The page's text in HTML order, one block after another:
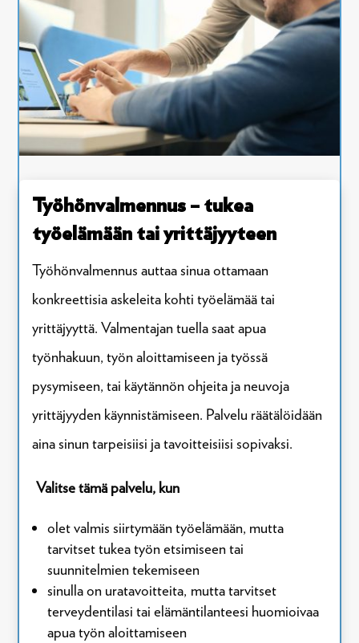
Työhönvalmennus – tukea
työelämään tai yrittäjyyteen
Työhönvalmennus auttaa sinua ottamaan
konkreettisia askeleita kohti työelämää tai
yrittäjyyttä. Valmentajan tuella saat apua
työnhakuun, työn aloittamiseen ja työssä
pysymiseen, tai käytännön ohjeita ja neuvoja
yrittäjyyden käynnistämiseen. Palvelu räätälöidään
aina sinun tarpeisiisi ja tavoitteisiisi sopivaksi.
Valitse tämä palvelu, kun
olet valmis siirtymään työelämään, mutta
tarvitset tukea työn etsimiseen tai
suunnitelmien tekemiseen
sinulla on uratavoitteita, mutta tarvitset
terveydentilasi tai elämäntilanteesi huomioivaa
apua työn aloittamiseen